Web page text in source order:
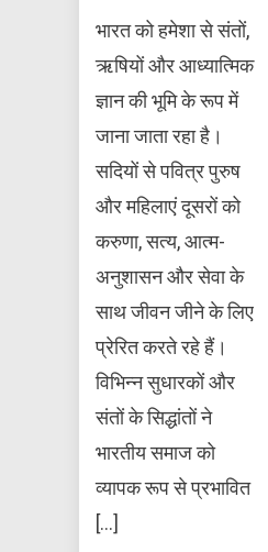
भारत को हमेशा से संतों,
ऋषियों और आध्यात्मिक
ज्ञान की भूमि के रूप में
जाना जाता रहा है।
सदियों से पवित्र पुरुष
और महिलाएं दूसरों को
करुणा, सत्य, आत्म-
अनुशासन और सेवा के
साथ जीवन जीने के लिए
प्रेरित करते रहे हैं।
विभिन्न सुधारकों और
संतों के सिद्धांतों ने
भारतीय समाज को
व्यापक रूप से प्रभावित
[…]